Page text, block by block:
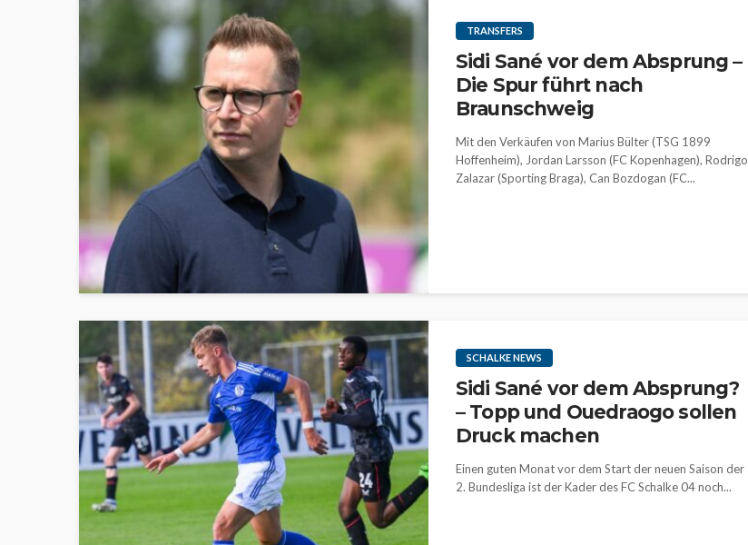
TRANSFERS
Sidi Sané vor dem Absprung –
Die Spur führt nach
Braunschweig
Mit den Verkäufen von Marius Bülter (TSG 1899
Hoffenheim), Jordan Larsson (FC Kopenhagen), Rodrigo
Zalazar (Sporting Braga), Can Bozdogan (FC...
SCHALKE NEWS
Sidi Sané vor dem Absprung?
– Topp und Ouedraogo sollen
Druck machen
Einen guten Monat vor dem Start der neuen Saison der
2. Bundesliga ist der Kader des FC Schalke 04 noch...